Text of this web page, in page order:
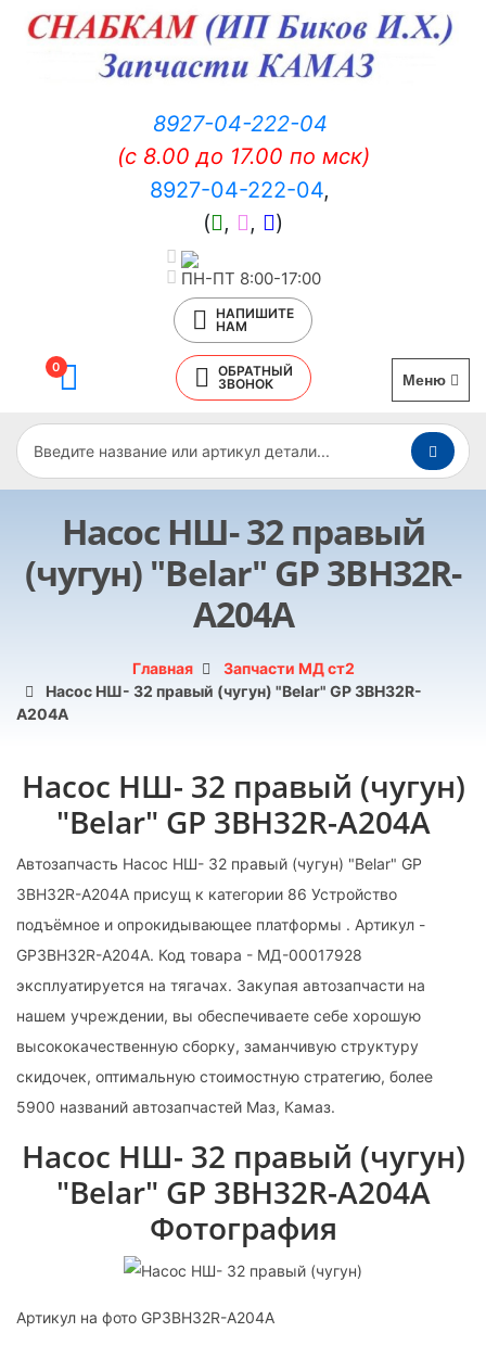
8927-04-222-04
(c 8.00 до 17.00 по мск)
8927-04-222-04,
(
, , )
ПН-ПТ 8:00-17:00
НАПИШИТЕ
НАМ
0
ОБРАТНЫЙ
ЗВОНОК
Меню
Насос НШ- 32 правый
(чугун) "Belar" GP 3BH32R-
А204А
Главная
Запчасти МД ст2
Насос НШ- 32 правый (чугун) "Belar" GP 3BH32R-
А204А
Насос НШ- 32 правый (чугун)
"Belar" GP 3BH32R-А204А
Автозапчасть Насос НШ- 32 правый (чугун) "Belar" GP
3BH32R-А204А присущ к категории 86 Устройство
подъёмное и опрокидывающее платформы . Артикул -
GP3BH32R-А204А. Код товара - МД-00017928
эксплуатируется на тягачах. Закупая автозапчасти на
нашем учреждении, вы обеспечиваете себе хорошую
высококачественную сборку, заманчивую структуру
скидочек, оптимальную стоимостную стратегию, более
5900 названий автозапчастей Маз, Камаз.
Насос НШ- 32 правый (чугун)
"Belar" GP 3BH32R-А204А
Фотография
Артикул на фото GP3BH32R-A204A